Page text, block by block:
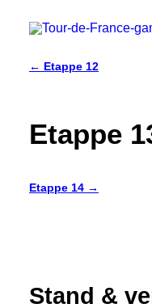
← Etappe 12
Etappe
Etappe 14 →
Stand &